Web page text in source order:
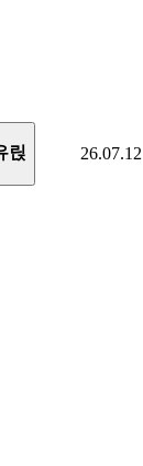
릱 26.07.12